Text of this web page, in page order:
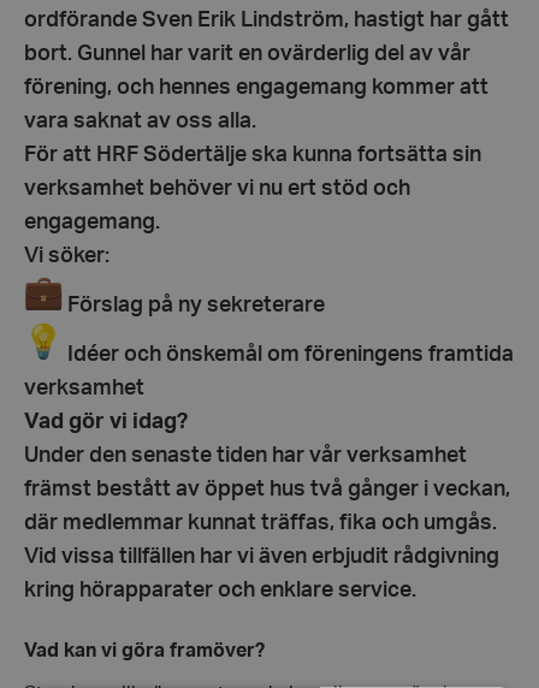
ordförande Sven Erik Lindström, hastigt har gått
bort. Gunnel har varit en ovärderlig del av vår
förening, och hennes engagemang kommer att
vara saknat av oss alla.
För att HRF Södertälje ska kunna fortsätta sin
verksamhet behöver vi nu ert stöd och
engagemang.
Vi söker:
Förslag på ny sekreterare
Idéer och önskemål om föreningens framtida
verksamhet
Vad gör vi idag?
Under den senaste tiden har vår verksamhet
främst bestått av öppet hus två gånger i veckan,
där medlemmar kunnat träffas, fika och umgås.
Vid vissa tillfällen har vi även erbjudit rådgivning
kring hörapparater och enklare service.
Vad kan vi göra framöver?